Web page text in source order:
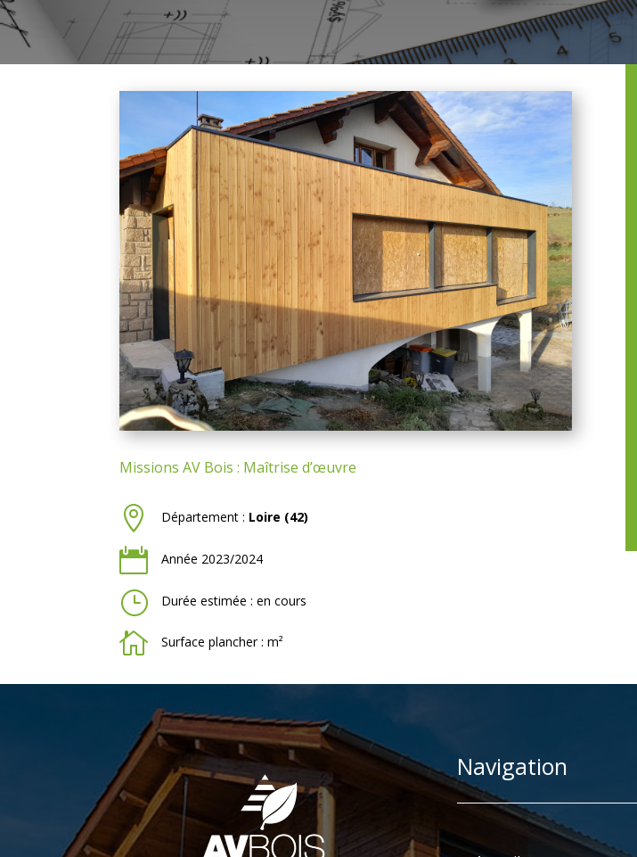
Missions AV Bois : Maîtrise d’œuvre
 Département : Loire (42)
 Année 2023/2024
} Durée estimée : en cours
 Surface plancher : m²
Navigation